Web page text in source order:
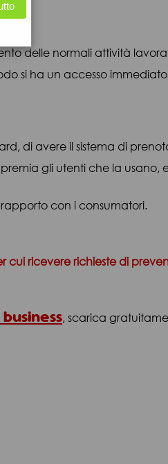
delle normali attività
si ha un accesso
di avere il sistema di
premia gli utenti che la usano,
con i consumatori.
cui ricevere richieste di
, scarica